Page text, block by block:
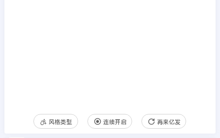
风格类型 连续开启 再来亿发